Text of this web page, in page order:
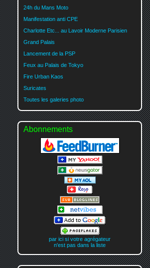
24h du Mans Moto
Manifestation anti CPE
Charlotte Etc... au Lavoir Moderne Parisien
Grand Palais
Lancement de la PSP
Feux au Palais de Tokyo
Fire Urban Kaos
Suricates
Toutes les galeries photo
Abonnements
par ici si votre agrégateur
n'est pas dans la liste